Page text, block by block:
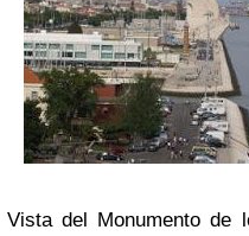
Vista del Monumento de